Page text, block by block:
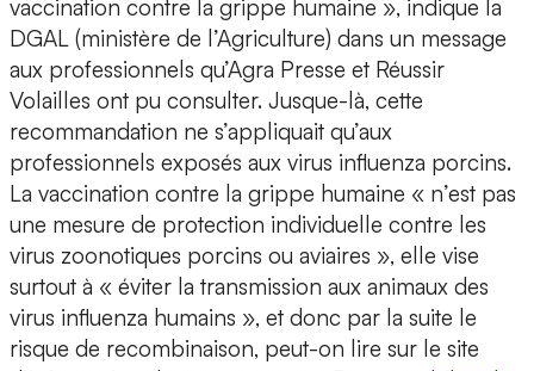
vaccination contre la grippe humaine », indique la
DGAL (ministère de l’Agriculture) dans un message
aux professionnels qu’Agra Presse et Réussir
Volailles ont pu consulter. Jusque-là, cette
recommandation ne s’appliquait qu’aux
professionnels exposés aux virus influenza porcins.
La vaccination contre la grippe humaine « n’est pas
une mesure de protection individuelle contre les
virus zoonotiques porcins ou aviaires », elle vise
surtout à « éviter la transmission aux animaux des
virus influenza humains », et donc par la suite le
risque de recombinaison, peut-on lire sur le site